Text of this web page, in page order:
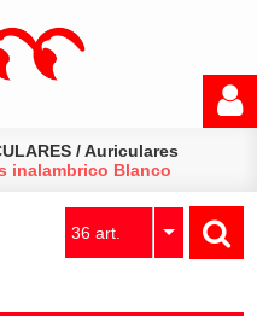
/Auriculares
inalambrico Blanco
36 art.